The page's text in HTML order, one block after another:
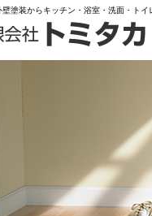
壁塗装からキッチン・浴室・洗面・ト